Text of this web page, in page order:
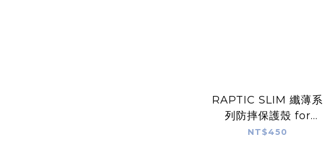
RAPTIC SLIM 纖薄系
列防摔保護殼 for
iPhone 14
NT$450